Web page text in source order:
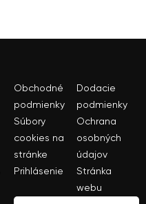
Obchodné
podmienky
Dodacie
podmienky
Súbory
cookies na
stránke
Ochrana
osobných
údajov
Prihlásenie
Stránka
webu